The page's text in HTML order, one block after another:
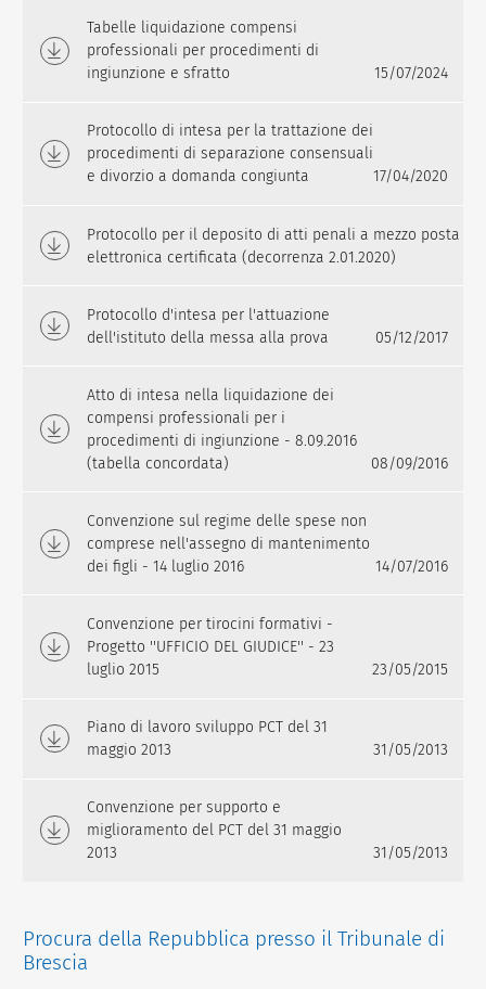
Tabelle liquidazione compensi
professionali per procedimenti di
ingiunzione e sfratto
15/07/2024
Protocollo di intesa per la trattazione dei
procedimenti di separazione consensuali
e divorzio a domanda congiunta
17/04/2020
Protocollo per il deposito di atti penali a mezzo posta
elettronica certificata (decorrenza 2.01.2020)
Protocollo d'intesa per l'attuazione
dell'istituto della messa alla prova
05/12/2017
Atto di intesa nella liquidazione dei
compensi professionali per i
procedimenti di ingiunzione - 8.09.2016
(tabella concordata)
08/09/2016
Convenzione sul regime delle spese non
comprese nell'assegno di mantenimento
dei figli - 14 luglio 2016
14/07/2016
Convenzione per tirocini formativi -
Progetto ''UFFICIO DEL GIUDICE'' - 23
luglio 2015
23/05/2015
Piano di lavoro sviluppo PCT del 31
maggio 2013
31/05/2013
Convenzione per supporto e
miglioramento del PCT del 31 maggio
2013
31/05/2013
Procura della Repubblica presso il Tribunale di
Brescia